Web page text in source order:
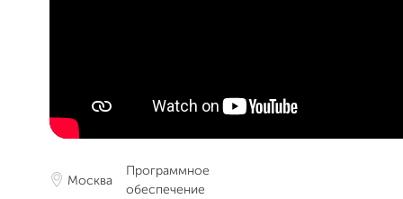
Москва
Программное
обеспечение